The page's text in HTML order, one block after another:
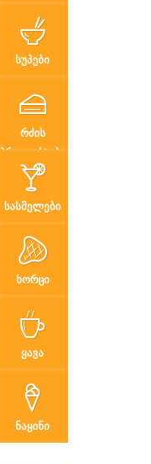
ᲡᲣᲞᲔᲑᲘ
ᲠᲫᲘᲡ
ᲞᲠᲝᲓᲣᲥᲢᲔᲑᲘ
ᲡᲐᲡᲛᲔᲚᲔᲑᲘ
ᲮᲝᲠᲪᲘ
ᲧᲐᲕᲐ
ᲜᲐᲧᲘᲜᲘ